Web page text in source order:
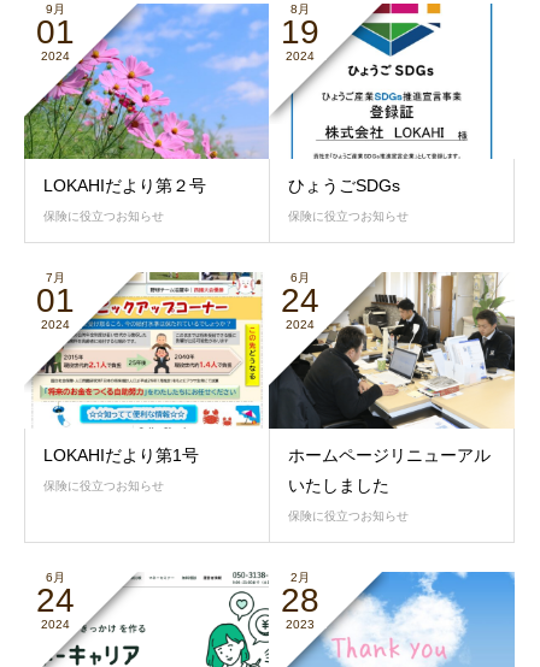
9月
01
2024
LOKAHIだより第２号
保険に役立つお知らせ
8月
19
2024
ひょうごSDGs
保険に役立つお知らせ
7月
01
2024
LOKAHIだより第1号
保険に役立つお知らせ
6月
24
2024
ホームページリニューアル
いたしました
保険に役立つお知らせ
6月
24
2024
2月
28
2023